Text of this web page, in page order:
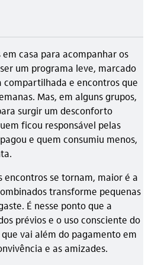
casa para acompanhar os
um programa leve, marcado
compartilhada e encontros que
Mas, em alguns grupos,
surgir um desconforto
ficou responsável pelas
e quem consumiu menos,
encontros se tornam, maior é a
transforme pequenas
É nesse ponto que a
prévios e o uso consciente do
vai além do pagamento em
e as amizades.